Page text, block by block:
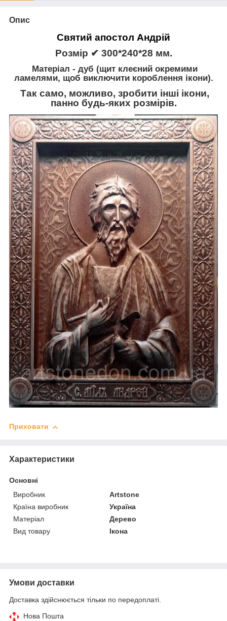
Опис
Святий апостол Андрій
Розмір ✔ 300*240*28 мм.
Матеріал - дуб (щит клеєний окремими
ламелями, щоб виключити короблення ікони).
Так само, можливо, зробити інші ікони,
панно будь-яких розмірів.
Приховати
Характеристики
Основні
Виробник
Artstone
Країна виробник
Україна
Матеріал
Дерево
Вид товару
Ікона
Умови доставки
Доставка здійснюється тільки по передоплаті.
Нова Пошта